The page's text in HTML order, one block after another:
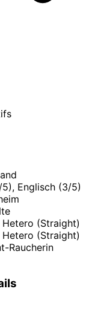
Englisch (3/5)
Hetero (Straight)
Hetero (Straight)
Raucherin